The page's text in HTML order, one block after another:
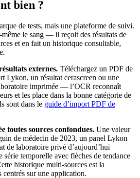
bien ?
de tests, mais une plateforme de suivi.
même le sang — il reçoit des résultats de
et en fait un historique consultable,
externes. Téléchargez un PDF de
Lykon, un résultat cerascreen ou une
imprimée — l’OCR reconnaît
et les place dans la bonne catégorie de
sont dans le guide d’import PDF de
toutes sources confondues. Une valeur
de médecin de 2023, un panel Lykon
de laboratoire privé d’aujourd’hui
série temporelle avec flèches de tendance
historique multi-sources est la
sur une application.